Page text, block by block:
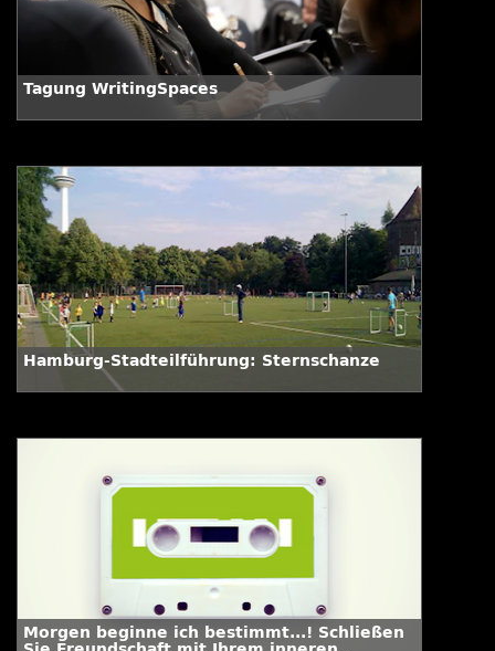
Tagung WritingSpaces
Hamburg-Stadteilführung: Sternschanze
Morgen beginne ich bestimmt...! Schließen